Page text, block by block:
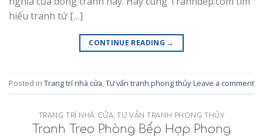
hiểu tranh tứ […]
CONTINUE READING →
Posted in Trang trí nhà cửa,Tư vấn tranh phong thủy Leave a comment
TRANG TRÍ NHÀ CỬA,TƯ VẤN TRANH PHONG THỦY
Tranh Treo Phòng Bếp Hợp Phong